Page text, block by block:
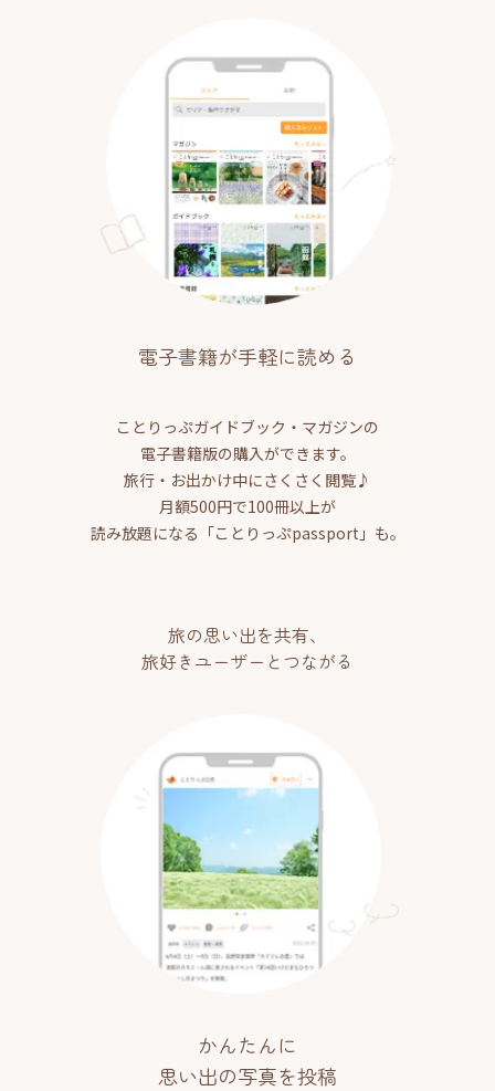
電子書籍が手軽に読める
ことりっぷガイドブック・マガジンの
電子書籍版の購入ができます。
旅行・お出かけ中にさくさく閲覧♪
月額500円で100冊以上が
読み放題になる「ことりっぷpassport」も。
旅の思い出を共有、
旅好きユーザーとつながる
かんたんに
思い出の写真を投稿